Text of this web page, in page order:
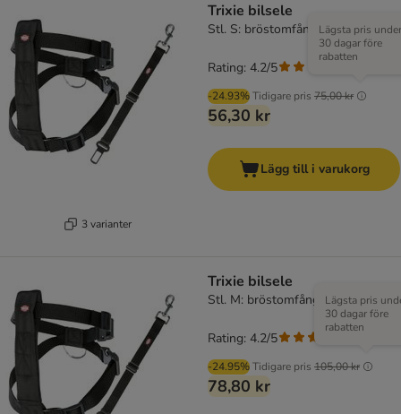
3 varianter
Trixie bilsele
Stl. S: bröstomfång 30-60 cm
-24.93%Tidigare pris 75,00 kr
Lägsta pris under
30 dagar före
rabatten
56,30 kr
Rating: 4.2/5
Lägg till i varukorg
Trixie bilsele
Stl. M: bröstomfång 50-70 cm
-24.95%Tidigare pris 105,00 kr
Lägsta pris
30 dagar före
rabatten
78,80 kr
Rating: 4.2/5